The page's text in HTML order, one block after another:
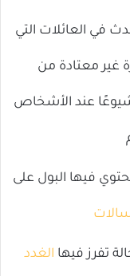
في العائلات التي
غير معتادة من
شيوعًا عند الأشخاص
فيها البول على
تفرز فيها الغدد